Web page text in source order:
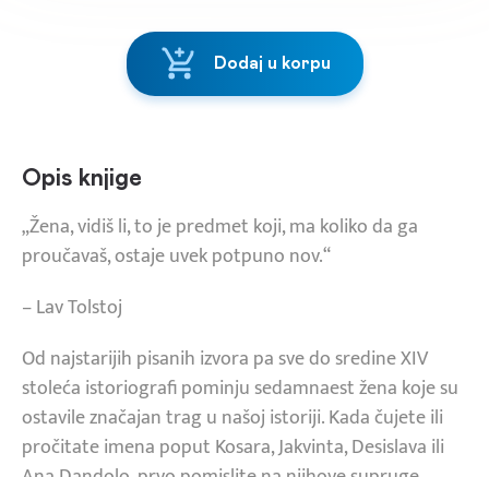
Dodaj u korpu
Opis knjige
„Žena, vidiš li, to je predmet koji, ma koliko da ga
proučavaš, ostaje uvek potpuno nov.“
– Lav Tolstoj
Od najstarijih pisanih izvora pa sve do sredine XIV
stoleća istoriografi pominju sedamnaest žena koje su
ostavile značajan trag u našoj istoriji. Kada čujete ili
pročitate imena poput Kosara, Jakvinta, Desislava ili